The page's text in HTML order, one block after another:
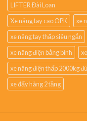
LIFTER Đài Loan
Xe nâng tay cao OPK
xe
xe nâng tay thấp siêu ngắn
xe nâng điện bằng bình
xe nâng điện thấp 2000kg
xe đẩy hàng 2 tầng